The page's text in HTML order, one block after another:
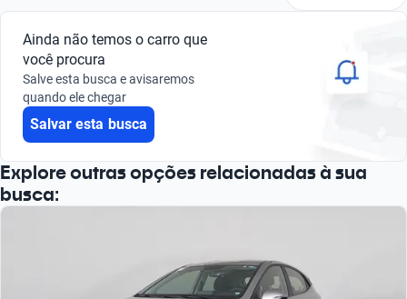
Busque por marca
Busque por modelo
Busque por versão
Ainda não temos o carro que
você procura
Salve esta busca e avisaremos
quando ele chegar
Salvar esta busca
Explore outras opções relacionadas à sua
busca: